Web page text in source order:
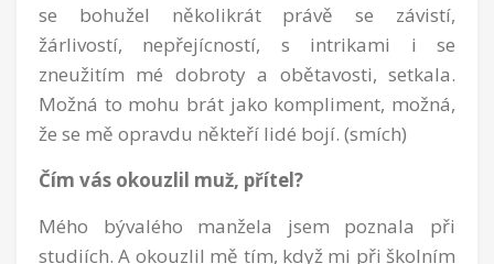
se bohužel několikrát právě se závistí,
žárlivostí, nepřejícností, s intrikami i se
zneužitím mé dobroty a obětavosti, setkala.
Možná to mohu brát jako kompliment, možná,
že se mě opravdu někteří lidé bojí. (smích)
Čím vás okouzlil muž, přítel?
Mého bývalého manžela jsem poznala při
studiích. A okouzlil mě tím, když mi při školním